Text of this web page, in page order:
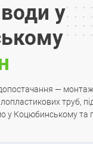
у
— монтаж
труб,
у Коцюбинському та